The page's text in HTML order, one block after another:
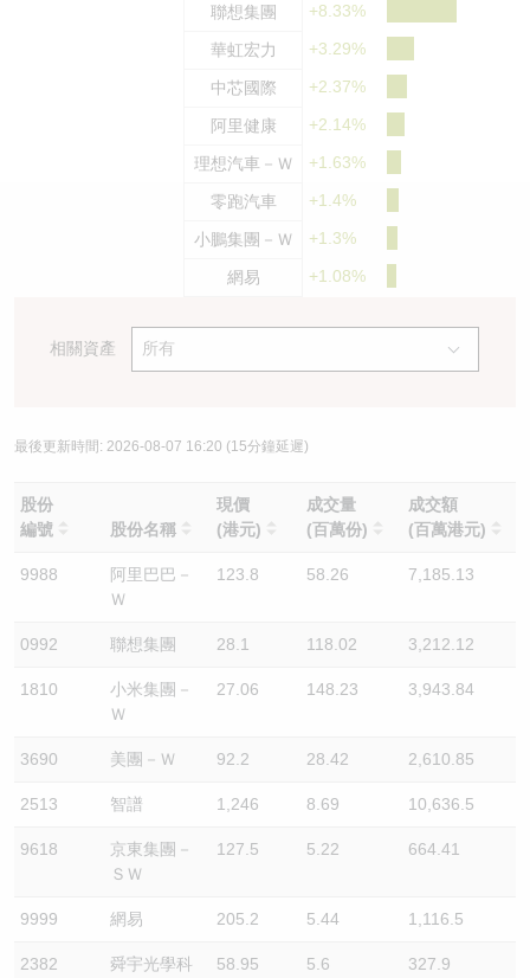
聯想集團 +8.33%
華虹宏力 +3.29%
中芯國際 +2.37%
阿里健康 +2.14%
理想汽車－Ｗ +1.63%
零跑汽車 +1.4%
小鵬集團－Ｗ +1.3%
網易 +1.08%
相關資產 所有
最後更新時間: 2026-08-07 16:20 (15分鐘延遲)
股份
編號
股份名稱
現價
(港元)
成交量
(百萬份)
成交額
(百萬港元)
9988
阿里巴巴－
Ｗ
123.8 58.26 7,185.13
0992 聯想集團 28.1 118.02 3,212.12
1810
小米集團－
Ｗ
27.06 148.23 3,943.84
3690 美團－Ｗ 92.2 28.42 2,610.85
2513 智譜 1,246 8.69 10,636.5
9618
京東集團－
ＳＷ
127.5 5.22 664.41
9999 網易 205.2 5.44 1,116.5
2382
舜宇光學科
58.95 5.6 327.9